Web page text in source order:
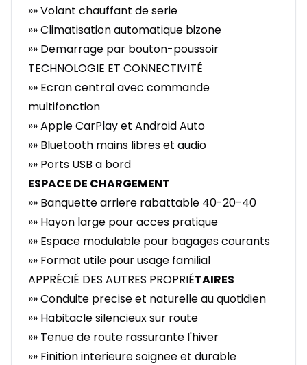
»» Volant chauffant de serie
»» Climatisation automatique bizone
»» Demarrage par bouton-poussoir
TECHNOLOGIE ET CONNECTIVITÉ
»» Ecran central avec commande
multifonction
»» Apple CarPlay et Android Auto
»» Bluetooth mains libres et audio
»» Ports USB a bord
ESPACE DE CHARGEMENT
»» Banquette arriere rabattable 40-20-40
»» Hayon large pour acces pratique
»» Espace modulable pour bagages courants
»» Format utile pour usage familial
APPRÉCIÉ DES AUTRES PROPRIÉTAIRES
»» Conduite precise et naturelle au quotidien
»» Habitacle silencieux sur route
»» Tenue de route rassurante l'hiver
»» Finition interieure soignee et durable